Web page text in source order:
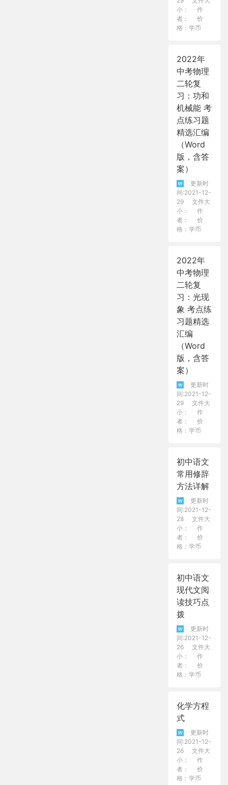
小：
作
者：
价
格：学币
2022年
中考物理
二轮复
习：功和
机械能 考
点练习题
精选汇编
（Word
版，含答
案）
更新时
间:2021-12-
29
文件大
小：
作
者：
价
格：学币
2022年
中考物理
二轮复
习：光现
象 考点练
习题精选
汇编
（Word
版，含答
案）
更新时
间:2021-12-
29
文件大
小：
作
者：
价
格：学币
初中语文
常用修辞
方法详解
更新时
间:2021-12-
28
文件大
小：
作
者：
价
格：学币
初中语文
现代文阅
读技巧点
拨
更新时
间:2021-12-
26
文件大
小：
作
者：
价
格：学币
化学方程
式
更新时
间:2021-12-
26
文件大
小：
作
者：
价
格：学币